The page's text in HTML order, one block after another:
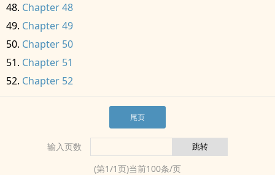
Chapter 48
Chapter 49
Chapter 50
Chapter 51
Chapter 52
尾页
输入页数
(第1/1页)当前100条/页